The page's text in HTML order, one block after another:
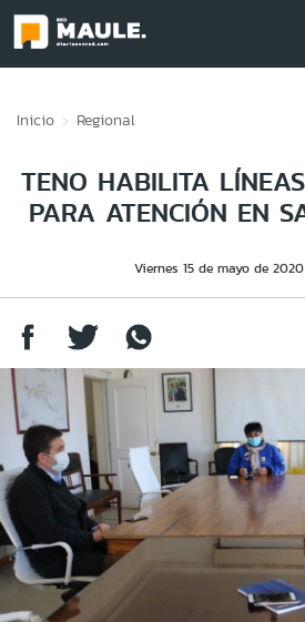
Inicio Regional
TENO HABILITA
PARA ATENCIÓN EN
Viernes 15 de mayo de 2020